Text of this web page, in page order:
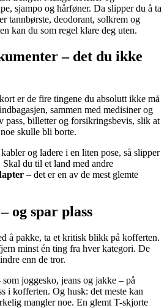
sjampo og hårføner. Da slipper du å ta
tannbørste, deodorant, solkrem og
kan du som regel klare deg uten.
– det du ikke
er de fire tingene du absolutt ikke må
sammen med medisiner og
pass, billetter og forsikringsbevis, slik at
skulle bli borte.
og ladere i en liten pose, så slipper
Skal du til et land med andre
– det er en av de mest glemte
og spar plass
å pakke, ta et kritisk blikk på kofferten.
minst én ting fra hver kategori. De
enn de tror.
som joggesko, jeans og jakke – på
i kofferten. Og husk: det meste kan
mangler noe. En glemt T-skjorte